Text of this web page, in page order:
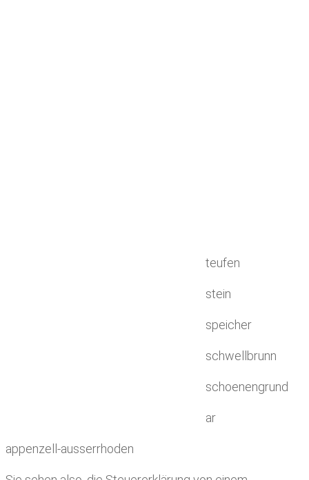
teufen
stein
speicher
schwellbrunn
schoenengrund
ar
appenzell-ausserrhoden